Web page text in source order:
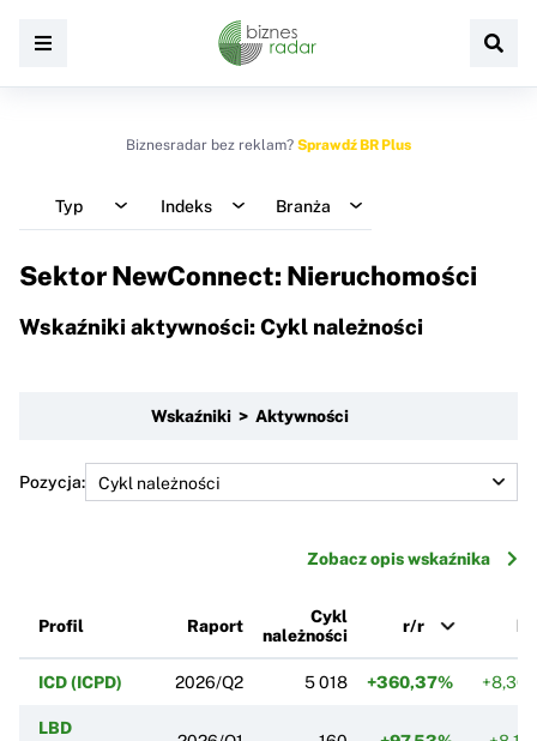
Biznesradar bez reklam? Sprawdź BR Plus
Typ Indeks Branża
Sektor NewConnect: Nieruchomości
Wskaźniki aktywności: Cykl należności
Wskaźniki > Aktywności
Pozycja:
Zobacz opis wskaźnika
Profil Raport
Cykl
należności
r/r k/
ICD (ICPD) 2026/Q2 5 018 +360,37%
LBD